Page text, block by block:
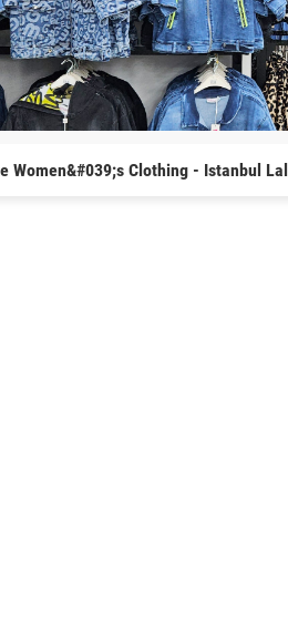
Women&#039;s Clothing - Istanbul